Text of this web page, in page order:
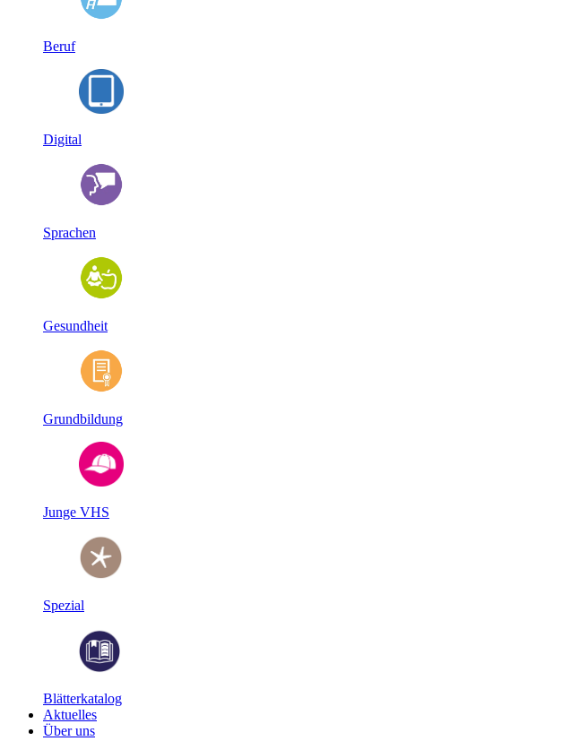
Beruf
Digital
Sprachen
Gesundheit
Grundbildung
Junge VHS
Spezial
Blätterkatalog
Aktuelles
Über uns